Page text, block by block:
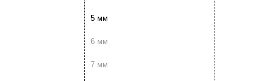
5 мм
6 мм
7 мм